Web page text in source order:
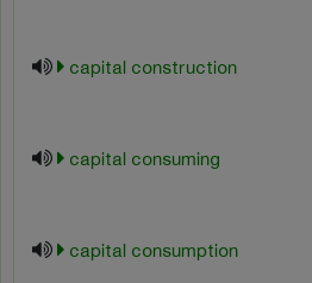
capital construction
capital consuming
capital consumption